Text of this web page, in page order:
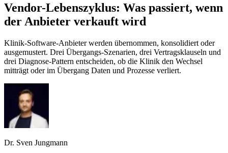
Vendor-Lebenszyklus: Was passiert, wenn
der Anbieter verkauft wird
Klinik-Software-Anbieter werden übernommen, konsolidiert oder
ausgemustert. Drei Übergangs-Szenarien, drei Vertragsklauseln und
drei Diagnose-Pattern entscheiden, ob die Klinik den Wechsel
mitträgt oder im Übergang Daten und Prozesse verliert.
Dr. Sven Jungmann